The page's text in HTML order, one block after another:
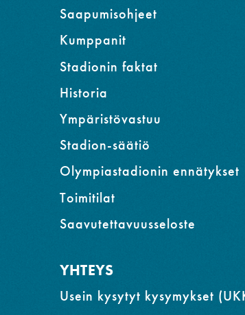
Saapumisohjeet
Kumppanit
Stadionin faktat
Historia
Ympäristövastuu
Stadion-säätiö
Olympiastadionin ennätykset
Toimitilat
Saavutettavuusseloste
YHTEYS
Usein kysytyt kysymykset